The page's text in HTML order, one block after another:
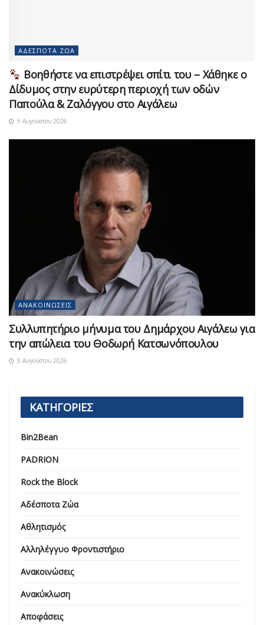
ΑΔΈΣΠΟΤΑ ΖΏΑ
Βοηθήστε να επιστρέψει σπίτι του – Χάθηκε ο
Δίδυμος στην ευρύτερη περιοχή των οδών
Παπούλα & Ζαλόγγου στο Αιγάλεω
5 Αυγούστου 2026
ΑΝΑΚΟΙΝΏΣΕΙΣ
Συλλυπητήριο μήνυμα του Δημάρχου Αιγάλεω για
την απώλεια του Θοδωρή Κατσωνόπουλου
5 Αυγούστου 2026
ΚΑΤΗΓΟΡΙΕΣ
Bin2Bean
PADRION
Rock the Block
Αδέσποτα Ζώα
Αθλητισμός
Αλληλέγγυο Φροντιστήριο
Ανακοινώσεις
Ανακύκλωση
Αποφάσεις